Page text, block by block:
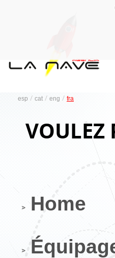
esp / cat / eng / fra
VOULEZ
Home